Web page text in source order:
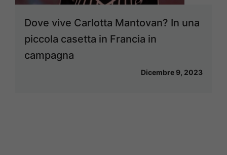
Dove vive Carlotta Mantovan? In una
piccola casetta in Francia in
campagna
Dicembre 9, 2023